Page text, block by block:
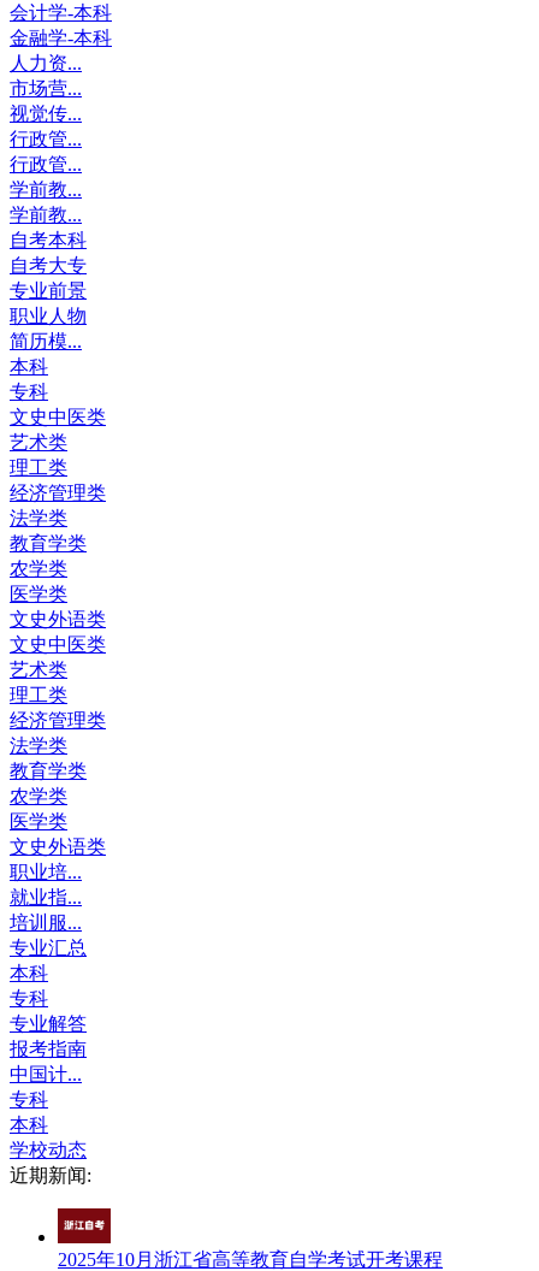
会计学-本科
金融学-本科
人力资...
市场营...
视觉传...
行政管...
行政管...
学前教...
学前教...
自考本科
自考大专
专业前景
职业人物
简历模...
本科
专科
文史中医类
艺术类
理工类
经济管理类
法学类
教育学类
农学类
医学类
文史外语类
文史中医类
艺术类
理工类
经济管理类
法学类
教育学类
农学类
医学类
文史外语类
职业培...
就业指...
培训服...
专业汇总
本科
专科
专业解答
报考指南
中国计...
专科
本科
学校动态
近期新闻:
2025年10月浙江省高等教育自学考试开考课程